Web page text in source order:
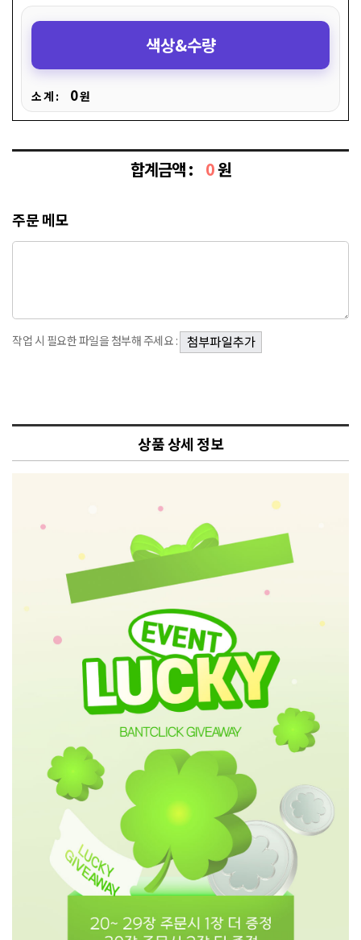
색상&수량
소 계 : 0원
합계금액 : 0원
주문 메모
작업 시 필요한 파일을 첨부해 주세요 :
상품 상세 정보